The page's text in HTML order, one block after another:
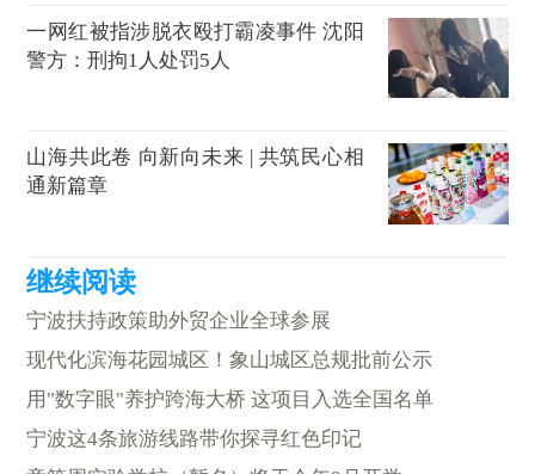
一网红被指涉脱衣殴打霸凌事件 沈阳
警方：刑拘1人处罚5人
山海共此卷 向新向未来 | 共筑民心相
通新篇章
宁波扶持政策助外贸企业全球参展
现代化滨海花园城区！象山城区总规批前公示
用"数字眼"养护跨海大桥 这项目入选全国名单
宁波这4条旅游线路带你探寻红色印记